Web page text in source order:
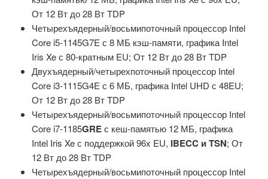
От 12 Вт до 28 Вт TDP
Четырехъядерный/восьмипоточный процессор Intel
Core i5-1145G7E с 8 МБ кэш-памяти, графика Intel
Iris Xe с 80-кратным EU; От 12 Вт до 28 Вт TDP
Двухъядерный/четырехпоточный процессор Intel
Core i3-1115G4E с 6 МБ, графика Intel UHD с 48EU;
От 12 Вт до 28 Вт TDP
Четырехъядерный/восьмипоточный процессор Intel
Core i7-1185GREс кеш-памятью 12 МБ, графика
Intel Iris Xe с поддержкой 96x EU, IBECC и TSN; От
12 Вт до 28 Вт TDP
Четырехъядерный/восьмипоточный процессор Intel